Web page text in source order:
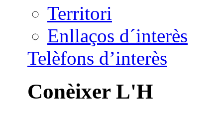
Territori
Enllaços d´interès
Telèfons d’interès
Conèixer L'H